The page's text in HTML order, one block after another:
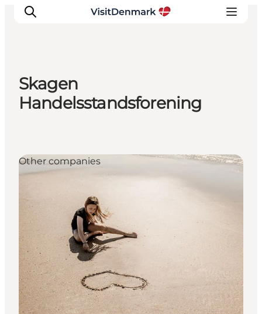
Inspiratie
Plan je reis
Skagen
Handelsstandsforening
Other companies